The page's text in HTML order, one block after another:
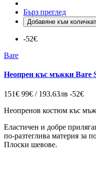
Бърз преглед
Добавяне към
-52€
Bare
Неопрен къс мъжки Bare
151€ 99€ / 193.63лв -52€
Неопренов костюм къс
Еластичен и добре
по-разтеглива материя за
Плоски шевове.